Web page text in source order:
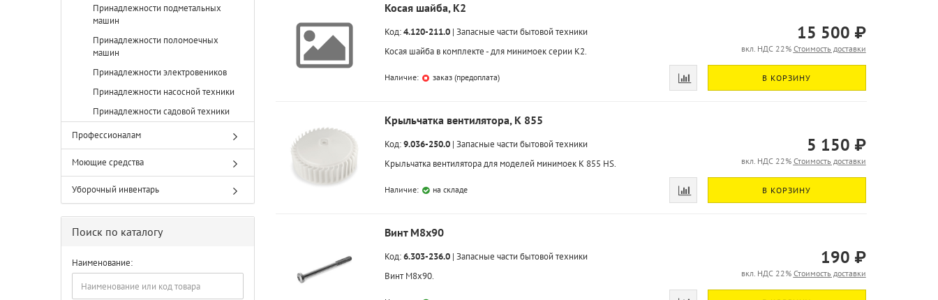
Косая шайба, K2
Код:4.120-211.0| Запасные части бытовой техники
Косая шайба в комплекте - для минимоек серии K2.
Наличие: заказ (предоплата)
15 500 ₽
вкл. НДС 22% Стоимость доставки
В КОРЗИНУ
Крыльчатка вентилятора, K 855
Код:9.036-250.0| Запасные части бытовой техники
Крыльчатка вентилятора для моделей минимоек K 855 HS.
Наличие: на складе
5 150 ₽
вкл. НДС 22% Стоимость доставки
В КОРЗИНУ
Винт M8x90
Код:6.303-236.0| Запасные части бытовой техники
Винт M8x90.
190 ₽
вкл. НДС 22% Стоимость доставки
Принадлежности подметальных
машин
Принадлежности поломоечных
машин
Принадлежности электровеников
Принадлежности насосной техники
Принадлежности садовой техники
Профессионалам
Моющие средства
Уборочный инвентарь
Поиск по каталогу
Наименование: